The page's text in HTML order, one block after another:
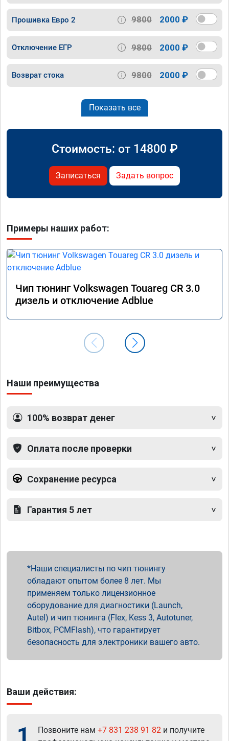
Прошивка Евро 2 9800 2000 ₽
Отключение ЕГР 9800 2000 ₽
Возврат стока 9800 2000 ₽
Показать все
Стоимость: от 14800 ₽
Записаться Задать вопрос
Примеры наших работ:
Чип тюнинг Volkswagen Touareg CR 3.0
дизель и отключение Adblue
Наши преимущества
100% возврат денег
Оплата после проверки
Сохранение ресурса
Гарантия 5 лет
Наши специалисты по чип тюнингу
обладают опытом более 8 лет. Мы
применяем только лицензионное
оборудование для диагностики (Launch,
Autel) и чип тюнинга (Flex, Kess 3, Autotuner,
Bitbox, PCMFlash), что гарантирует
безопасность для электроники вашего авто.
Ваши действия:
1 Позвоните нам +7 831 238 91 82 и получите